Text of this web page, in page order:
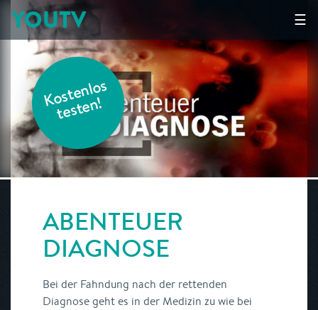
☰
YOUTV
K
o
s
t
e
nl
o
s
t
e
s
t
e
n!
ABENTEUER
DIAGNOSE
Bei der Fahndung nach der rettenden
Diagnose geht es in der Medizin zu wie bei